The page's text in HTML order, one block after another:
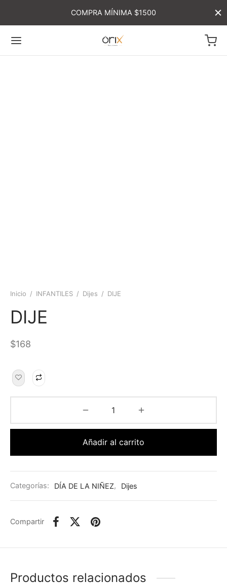
COMPRA MÍNIMA $1500
Inicio / INFANTILES / Dijes / DIJE
DIJE
$168
Añadir al carrito
Categorías: DÍA DE LA NIÑEZ, Dijes
Compartir
Productos relacionados